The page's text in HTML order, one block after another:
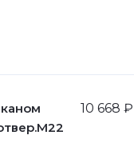
10 668 ₽